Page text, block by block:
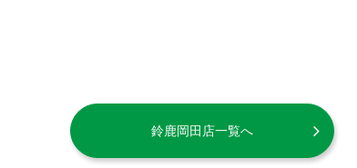
鈴鹿岡田店一覧へ